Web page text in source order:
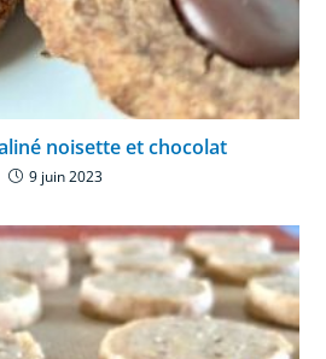
noisette et chocolat
9 juin 2023